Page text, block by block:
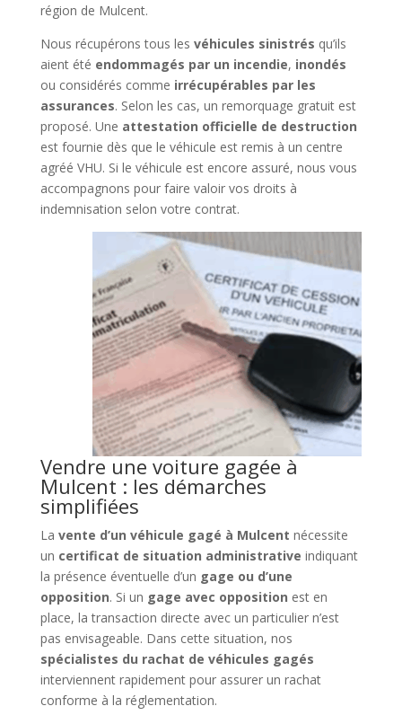
région de Mulcent.
Nous récupérons tous les véhicules sinistrés qu’ils
aient été endommagés par un incendie, inondés
ou considérés comme irrécupérables par les
assurances. Selon les cas, un remorquage gratuit est
proposé. Une attestation officielle de destruction
est fournie dès que le véhicule est remis à un centre
agréé VHU. Si le véhicule est encore assuré, nous vous
accompagnons pour faire valoir vos droits à
indemnisation selon votre contrat.
Vendre une voiture gagée à
Mulcent : les démarches
simplifiées
La vente d’un véhicule gagé à Mulcent nécessite
un certificat de situation administrative indiquant
la présence éventuelle d’un gage ou d’une
opposition. Si un gage avec opposition est en
place, la transaction directe avec un particulier n’est
pas envisageable. Dans cette situation, nos
spécialistes du rachat de véhicules gagés
interviennent rapidement pour assurer un rachat
conforme à la réglementation.